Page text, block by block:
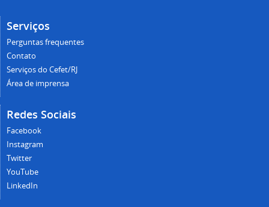
Serviços
Perguntas frequentes
Contato
Serviços do Cefet/RJ
Área de imprensa
Redes Sociais
Facebook
Instagram
Twitter
YouTube
LinkedIn